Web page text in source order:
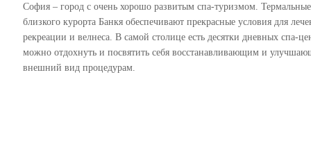
София – город с очень хорошо развитым спа-туризмом.
близкого курорта Банкя обеспечивают прекрасные условия для
рекреации и велнеса. В самой столице есть десятки дневных спа-
можно отдохнуть и посвятить себя восстанавливающим и
внешний вид процедурам.